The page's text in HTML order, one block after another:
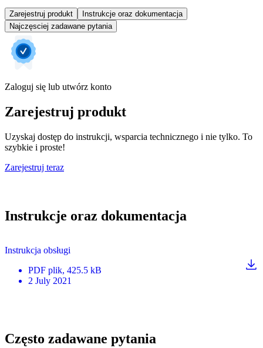
Zarejestruj produkt
Instrukcje oraz dokumentacja
Najczęsciej zadawane pytania
Zaloguj się lub utwórz konto
Zarejestruj produkt
Uzyskaj dostęp do instrukcji, wsparcia technicznego i nie tylko. To
szybkie i proste!
Zarejestruj teraz
Instrukcje oraz dokumentacja
Instrukcja obsługi
PDF plik, 425.5 kB
2 July 2021
Często zadawane pytania